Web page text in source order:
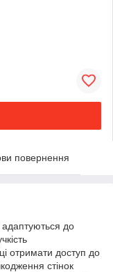
повернення
адаптуються до
отримати доступ до
стінок